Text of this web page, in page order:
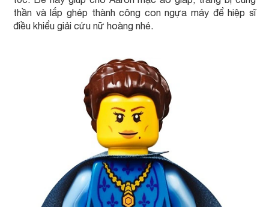
thần và lắp ghép thành công con ngựa máy để hiệp sĩ
điều khiểu giải cứu nữ hoàng nhé.